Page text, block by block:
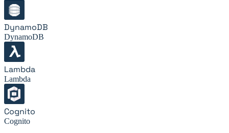
DynamoDB
DynamoDB
Lambda
Lambda
Cognito
Cognito